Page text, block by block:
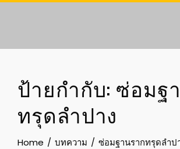
Skip
ป้ายกำกับ: ซ่อมฐ
ทรุดลำปาง
Home บทความ ซ่อมฐานรากทรุดลำป